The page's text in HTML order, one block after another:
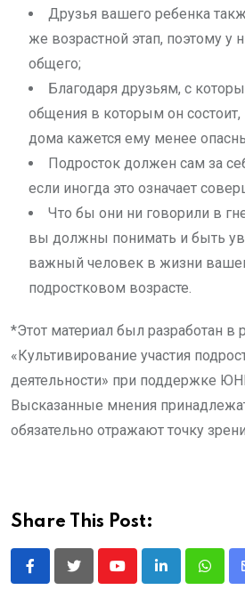
Друзья вашего ребенка
же возрастной этап, поэтому у
общего;
Благодаря друзьям, с
общения в которым он
дома кажется ему менее
Подросток должен сам за
если иногда это означает
Что бы они ни говорили в
вы должны понимать и быть
важный человек в жизни
подростковом возрасте.
*Этот материал был разработан в
«Культивирование участия
деятельности» при поддержке
Высказанные мнения
обязательно отражают точку
Share This Post:
YoutubeLinkedIn